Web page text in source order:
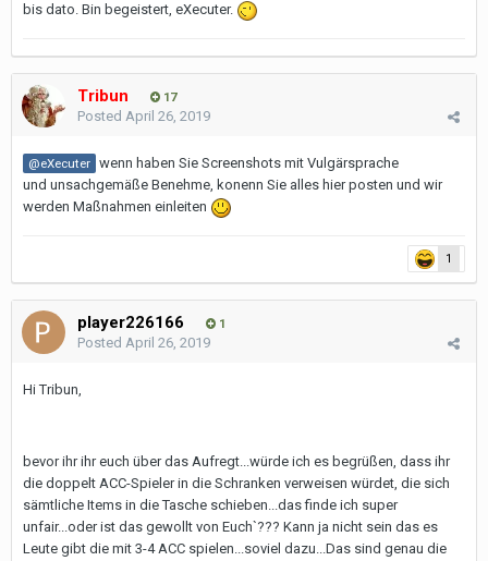
bis dato. Bin begeistert, eXecuter.
Tribun 17
Posted April 26, 2019
@eXecuter wenn haben Sie Screenshots mit Vulgärsprache
und unsachgemäße Benehme, konenn Sie alles hier posten und wir
werden Maßnahmen einleiten
1
player226166 1
Posted April 26, 2019
Hi Tribun,
bevor ihr ihr euch über das Aufregt...würde ich es begrüßen, dass ihr
die doppelt ACC-Spieler in die Schranken verweisen würdet, die sich
sämtliche Items in die Tasche schieben...das finde ich super
unfair...oder ist das gewollt von Euch`??? Kann ja nicht sein das es
Leute gibt die mit 3-4 ACC spielen...soviel dazu...Das sind genau die